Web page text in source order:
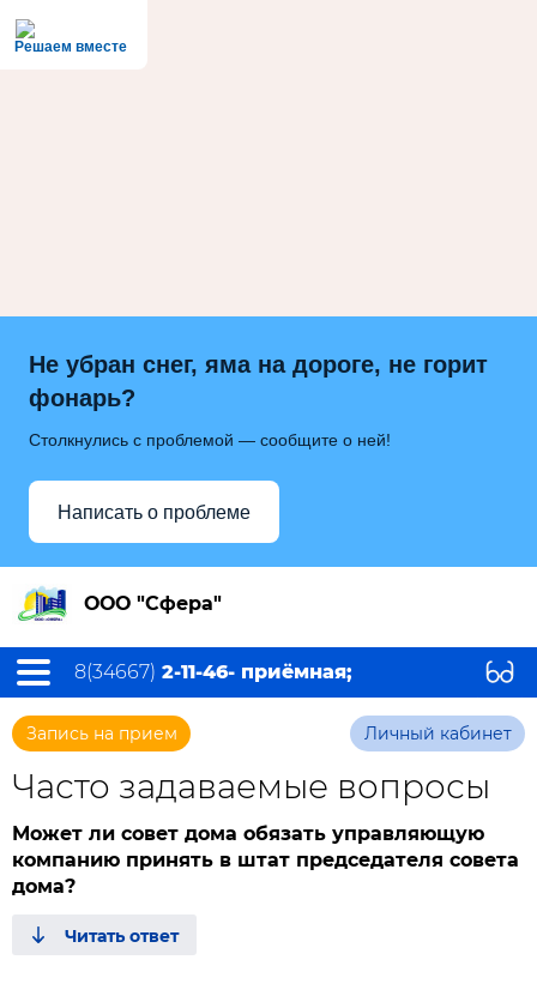
Решаем вместе
Не убран снег, яма на дороге, не горит
фонарь?
Столкнулись с проблемой — сообщите о ней!
Написать о проблеме
ООО "Сфера"
8(34667) 2-11-46- приёмная;
Запись на прием Личный кабинет
Часто задаваемые вопросы
Может ли совет дома обязать управляющую
компанию принять в штат председателя совета
дома?